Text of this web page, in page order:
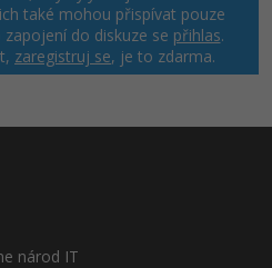
také mohou přispívat pouze
do diskuze se přihlas.
zaregistruj se, je to zdarma.
národ IT